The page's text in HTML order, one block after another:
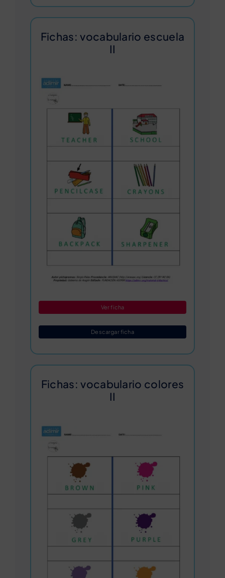
Fichas: vocabulario escuela
II
Ver ficha
Descargar ficha
Fichas: vocabulario colores
II